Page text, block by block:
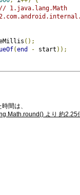
1.java.lang.Math
();
(end - start ));
間は、
より 約2.25